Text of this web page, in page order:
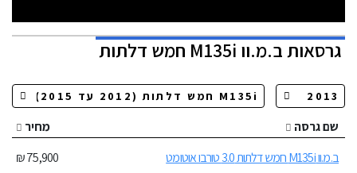
גרסאותב.מ.וו M135i חמש דלתות
שם גרסה
מחיר
ב.מ.וו M135i חמש דלתות 3.0 טורבו אוטומט
75,900 ₪